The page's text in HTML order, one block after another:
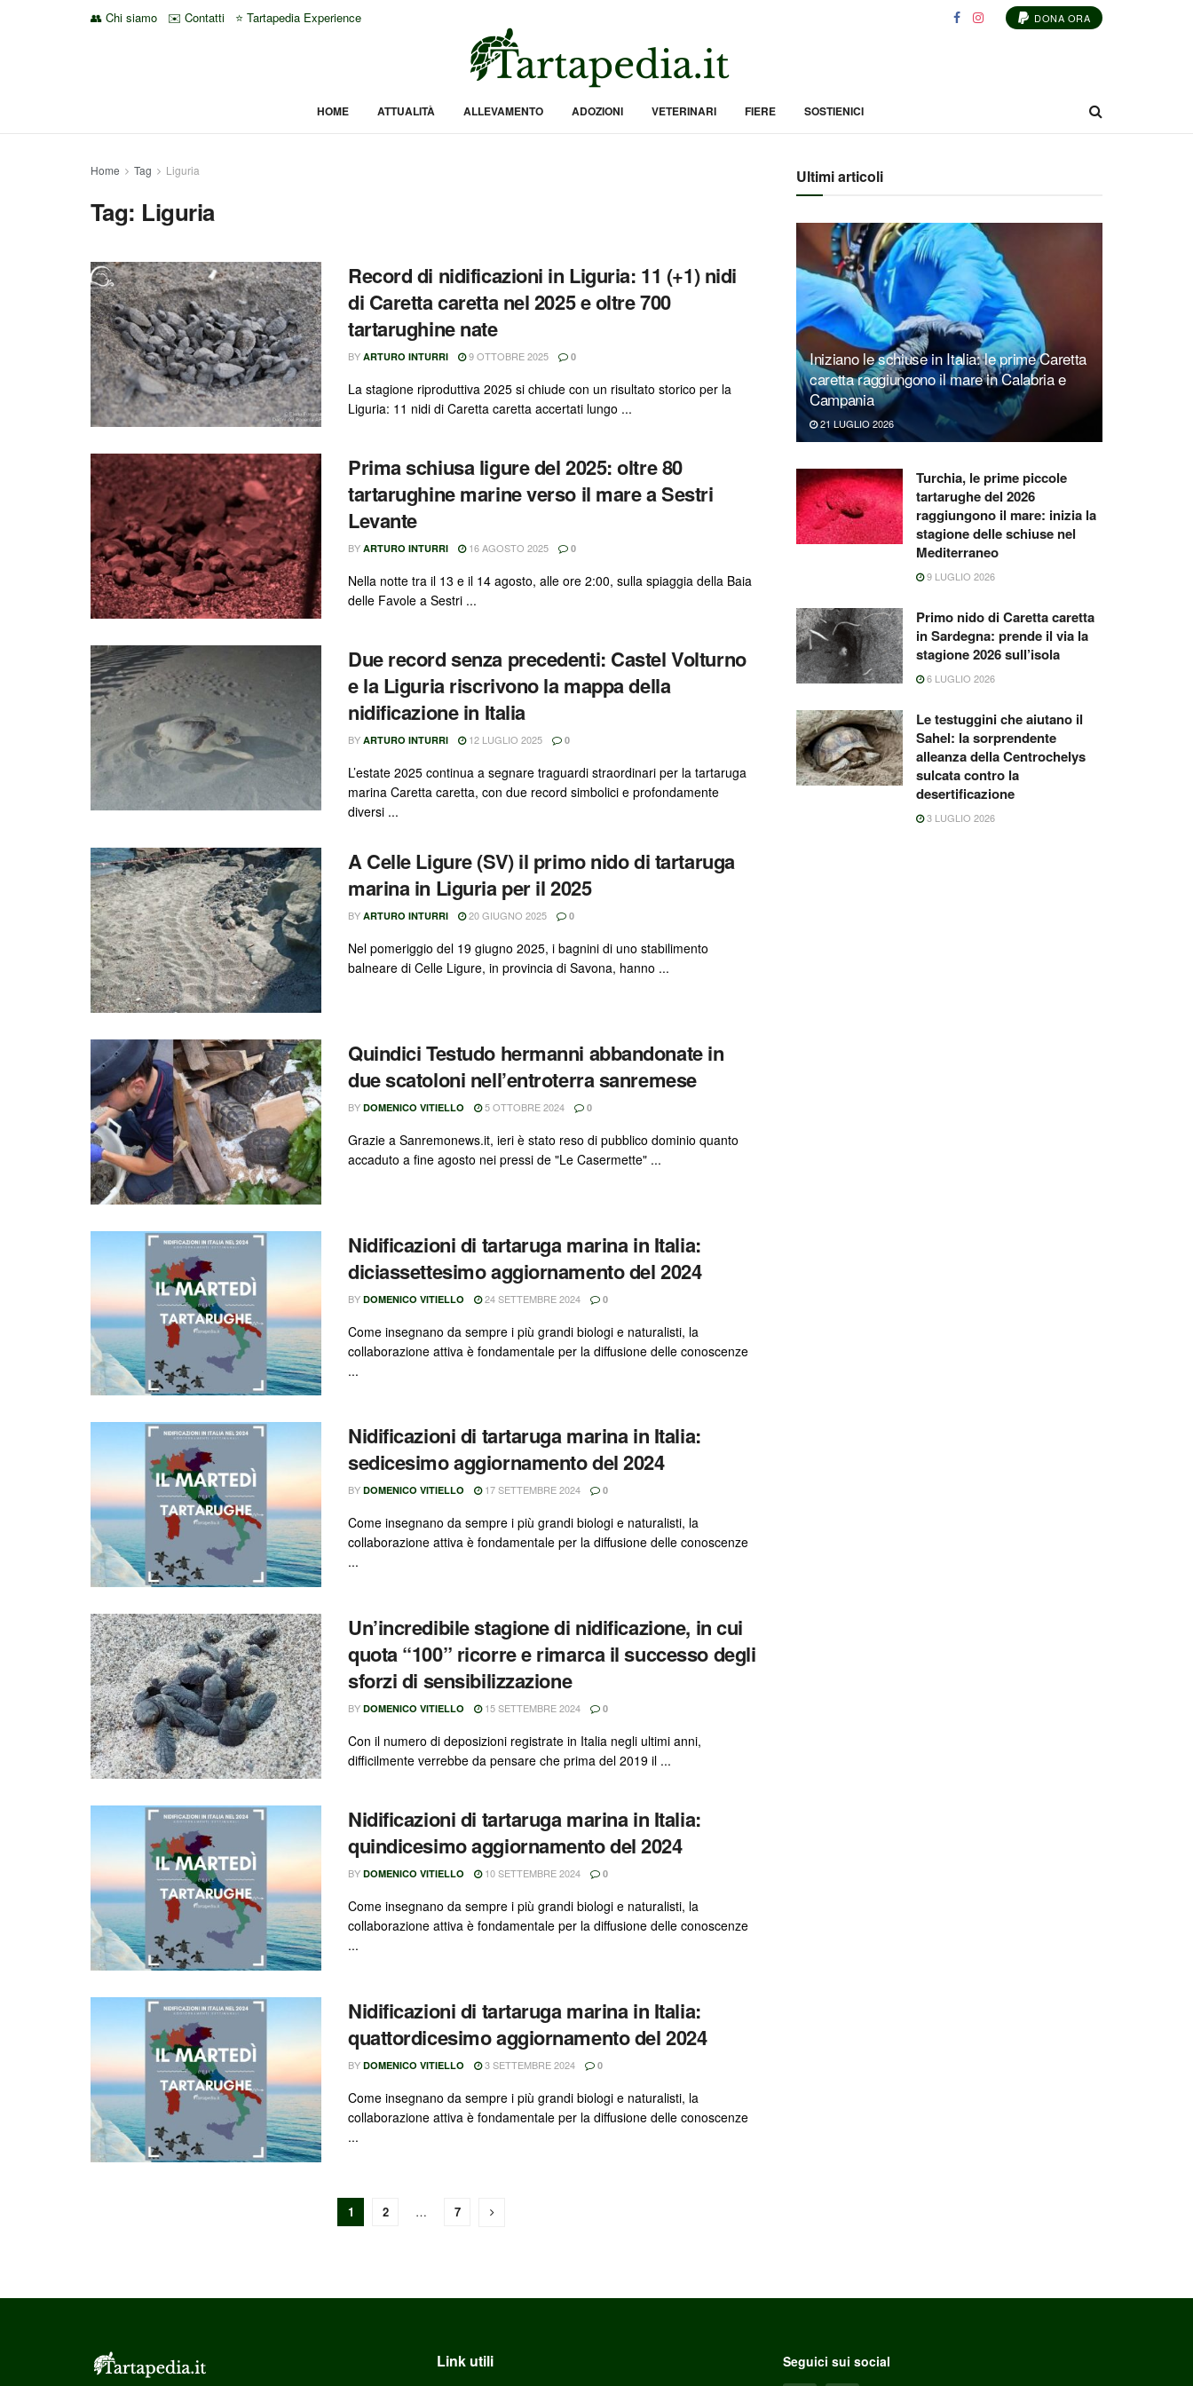
👥 Chi siamo ✉️ Contatti ⭐ Tartapedia Experience DONA ORA
HOME ATTUALITÀ ALLEVAMENTO ADOZIONI VETERINARI FIERE SOSTIENICI
Home Tag Liguria
Tag: Liguria
Record di nidificazioni in Liguria: 11 (+1) nidi
di Caretta caretta nel 2025 e oltre 700
tartarughine nate
BY ARTURO INTURRI 9 OTTOBRE 2025 0
La stagione riproduttiva 2025 si chiude con un risultato storico per la
Liguria: 11 nidi di Caretta caretta accertati lungo ...
Prima schiusa ligure del 2025: oltre 80
tartarughine marine verso il mare a Sestri
Levante
BY ARTURO INTURRI 16 AGOSTO 2025 0
Nella notte tra il 13 e il 14 agosto, alle ore 2:00, sulla spiaggia della Baia
delle Favole a Sestri ...
Due record senza precedenti: Castel Volturno
e la Liguria riscrivono la mappa della
nidificazione in Italia
BY ARTURO INTURRI 12 LUGLIO 2025 0
L’estate 2025 continua a segnare traguardi straordinari per la tartaruga
marina Caretta caretta, con due record simbolici e profondamente
diversi ...
A Celle Ligure (SV) il primo nido di tartaruga
marina in Liguria per il 2025
BY ARTURO INTURRI 20 GIUGNO 2025 0
Nel pomeriggio del 19 giugno 2025, i bagnini di uno stabilimento
balneare di Celle Ligure, in provincia di Savona, hanno ...
Quindici Testudo hermanni abbandonate in
due scatoloni nell’entroterra sanremese
BY DOMENICO VITIELLO 5 OTTOBRE 2024 0
Grazie a Sanremonews.it, ieri è stato reso di pubblico dominio quanto
accaduto a fine agosto nei pressi de "Le Casermette" ...
Nidificazioni di tartaruga marina in Italia:
diciassettesimo aggiornamento del 2024
BY DOMENICO VITIELLO 24 SETTEMBRE 2024 0
Come insegnano da sempre i più grandi biologi e naturalisti, la
collaborazione attiva è fondamentale per la diffusione delle conoscenze
...
Nidificazioni di tartaruga marina in Italia:
sedicesimo aggiornamento del 2024
BY DOMENICO VITIELLO 17 SETTEMBRE 2024 0
Come insegnano da sempre i più grandi biologi e naturalisti, la
collaborazione attiva è fondamentale per la diffusione delle conoscenze
...
Un’incredibile stagione di nidificazione, in cui
quota “100” ricorre e rimarca il successo degli
sforzi di sensibilizzazione
BY DOMENICO VITIELLO 15 SETTEMBRE 2024 0
Con il numero di deposizioni registrate in Italia negli ultimi anni,
difficilmente verrebbe da pensare che prima del 2019 il ...
Nidificazioni di tartaruga marina in Italia:
quindicesimo aggiornamento del 2024
BY DOMENICO VITIELLO 10 SETTEMBRE 2024 0
Come insegnano da sempre i più grandi biologi e naturalisti, la
collaborazione attiva è fondamentale per la diffusione delle conoscenze
...
Nidificazioni di tartaruga marina in Italia:
quattordicesimo aggiornamento del 2024
BY DOMENICO VITIELLO 3 SETTEMBRE 2024 0
Come insegnano da sempre i più grandi biologi e naturalisti, la
collaborazione attiva è fondamentale per la diffusione delle conoscenze
...
1 2 … 7
Ultimi articoli
Iniziano le schiuse in Italia: le prime Caretta
caretta raggiungono il mare in Calabria e
Campania
21 LUGLIO 2026
Turchia, le prime piccole
tartarughe del 2026
raggiungono il mare: inizia la
stagione delle schiuse nel
Mediterraneo
9 LUGLIO 2026
Primo nido di Caretta caretta
in Sardegna: prende il via la
stagione 2026 sull’isola
6 LUGLIO 2026
Le testuggini che aiutano il
Sahel: la sorprendente
alleanza della Centrochelys
sulcata contro la
desertificazione
3 LUGLIO 2026
Link utili Seguici sui social